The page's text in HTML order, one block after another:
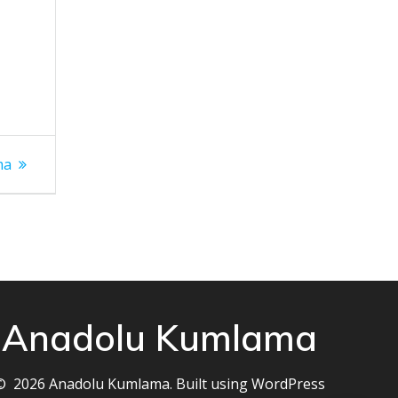
Anadolu Kumlama
2026 Anadolu Kumlama. Built using WordPress